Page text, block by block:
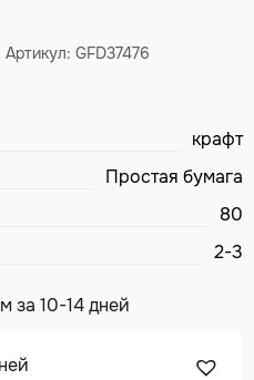
Артикул: GFD37476
крафт
Простая бумага
80
2-3
за 10-14 дней